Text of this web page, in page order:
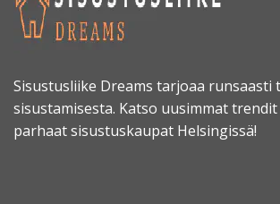
Sisustusliike Dreams tarjoaa runsaasti
sisustamisesta. Katso uusimmat trendit
parhaat sisustuskaupat Helsingissä!